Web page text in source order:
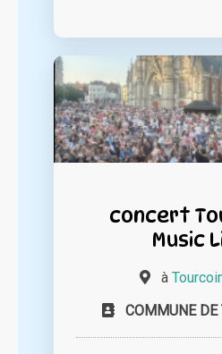
concert
Music
à
COMMUNE DE